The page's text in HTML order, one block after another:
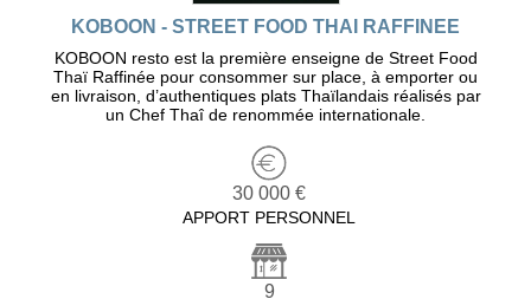
KOBOON - STREET FOOD THAI RAFFINEE
KOBOON resto est la première enseigne de Street Food
Thaï Raffinée pour consommer sur place, à emporter ou
en livraison, d’authentiques plats Thaïlandais réalisés par
un Chef Thaî de renommée internationale.
30 000 €
APPORT PERSONNEL
9